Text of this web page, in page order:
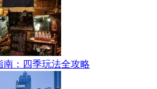
南：四季玩法全攻略